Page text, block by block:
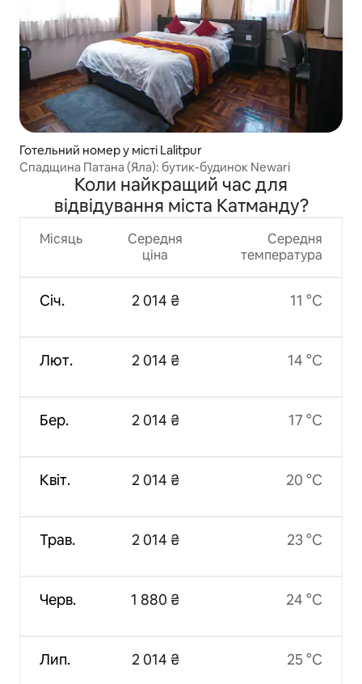
Готельний номер у місті Lalitpur
Спадщина Патана (Яла): бутик-будинок Newari
Коли найкращий час для
відвідування міста Катманду?
Місяць
Січ.
Лют.
Бер.
Квіт.
Трав.
Черв.
Лип.
Середня
ціна
2 014 ₴
2 014 ₴
2 014 ₴
2 014 ₴
2 014 ₴
1 880 ₴
2 014 ₴
Середня
температура
11 °C
14 °C
17 °C
20 °C
23 °C
24 °C
25 °C